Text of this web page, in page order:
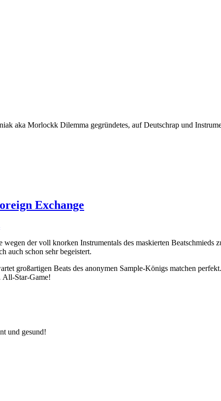
aka Morlockk Dilemma gegründetes, auf Deutschrap und
Exchange
der voll knorken Instrumentals des maskierten Beatschmieds
auch schon sehr begeistert.
großartigen Beats des anonymen Sample-Königs matchen
Star-Game!
und gesund!